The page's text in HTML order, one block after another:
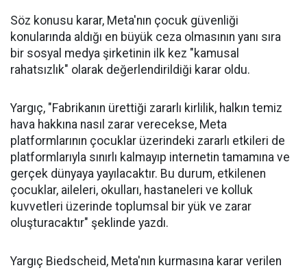
Söz konusu karar, Meta'nın çocuk güvenliği
konularında aldığı en büyük ceza olmasının yanı sıra
bir sosyal medya şirketinin ilk kez "kamusal
rahatsızlık" olarak değerlendirildiği karar oldu.
Yargıç, "Fabrikanın ürettiği zararlı kirlilik, halkın temiz
hava hakkına nasıl zarar verecekse, Meta
platformlarının çocuklar üzerindeki zararlı etkileri de
platformlarıyla sınırlı kalmayıp internetin tamamına ve
gerçek dünyaya yayılacaktır. Bu durum, etkilenen
çocuklar, aileleri, okulları, hastaneleri ve kolluk
kuvvetleri üzerinde toplumsal bir yük ve zarar
oluşturacaktır" şeklinde yazdı.
Yargıç Biedscheid, Meta'nın kurmasına karar verilen